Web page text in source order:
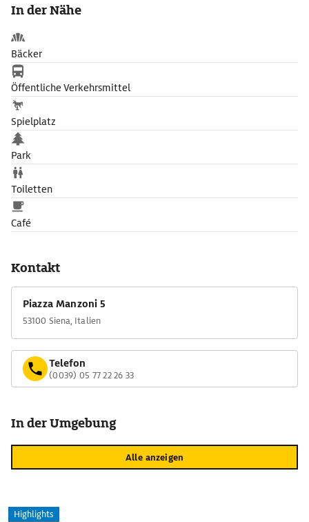
als Fußballplatz und Siena-Bewunderern als friedlicher
Aussichtspunkt auf die Stadt. Im milden Abendlicht strahlt das
Zusammenspiel von rotem Backstein, gekrönt vom
marmorweißen Dom, Ruhe und Gelassenheit aus.
In der Nähe
Bäcker
Öffentliche Verkehrsmittel
Spielplatz
Park
Toiletten
Café
Kontakt
Piazza Manzoni 5
53100 Siena, Italien
Telefon
(0039) 05 77 22 26 33
In der Umgebung
Alle anzeigen
Highlights